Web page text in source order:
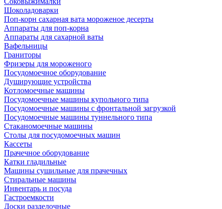
Шоколадоварки
Поп-корн сахарная вата мороженое десерты
Аппараты для поп-корна
Аппараты для сахарной ваты
Вафельницы
Граниторы
Фризеры для мороженого
Посудомоечное оборудование
Душирующие устройства
Котломоечные машины
Посудомоечные машины купольного типа
Посудомоечные машины с фронтальной загрузкой
Посудомоечные машины туннельного типа
Стаканомоечные машины
Столы для посудомоечных машин
Кассеты
Прачечное оборудование
Катки гладильные
Машины сушильные для прачечных
Стиральные машины
Инвентарь и посуда
Гастроемкости
Доски разделочные